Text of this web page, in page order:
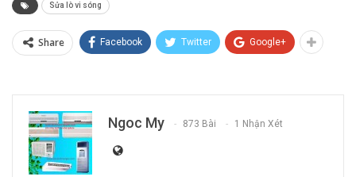
Sửa lò vi sóng
Share Facebook Twitter Google+
Ngoc My 873 Bài 1 Nhận Xét